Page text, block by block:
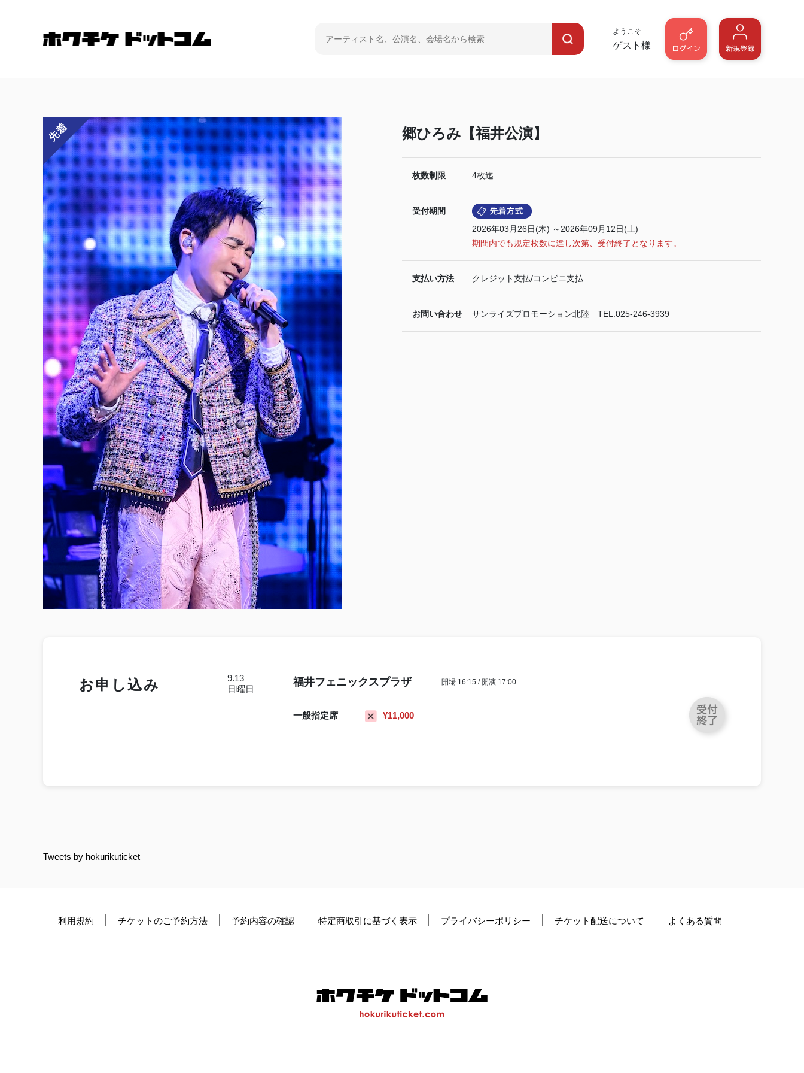
ようこそ
ゲスト様
郷ひろみ【福井公演】
枚数制限 4枚迄
受付期間
2026年03月26日(木) ～2026年09月12日(土)
期間内でも規定枚数に達し次第、受付終了となります。
支払い方法 クレジット支払/コンビニ支払
お問い合わせ サンライズプロモーション北陸 TEL:025-246-3939
お申し込み
9.13
日曜日
福井フェニックスプラザ 開場 16:15 / 開演 17:00
一般指定席 ¥11,000
Tweets by hokurikuticket
利用規約 チケットのご予約方法 予約内容の確認 特定商取引に基づく表示 プライバシーポリシー チケット配送について よくある質問